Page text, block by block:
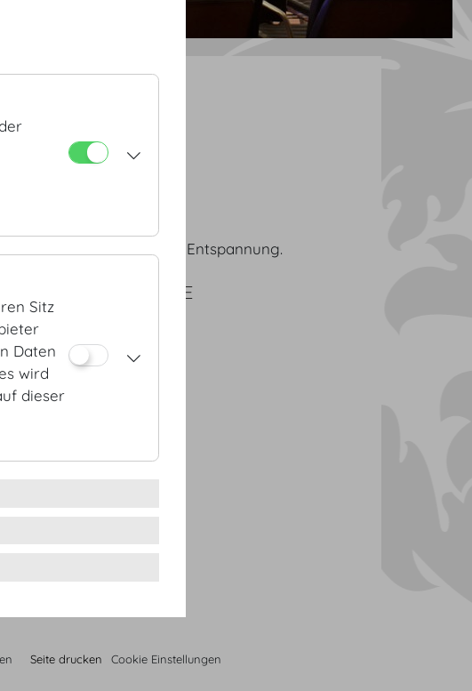
Gesprächen und Entspannung.
/sqft
PLÄNE
Seite drucken Cookie Einstellungen
Sitz
Daten
wird
dieser